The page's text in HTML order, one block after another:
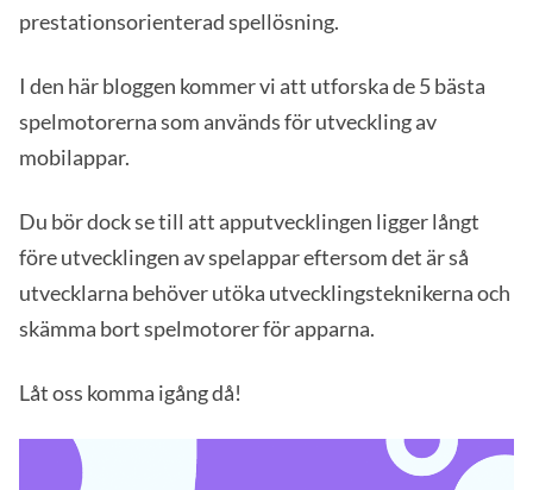
prestationsorienterad spellösning.
I den här bloggen kommer vi att utforska de 5 bästa
spelmotorerna som används för utveckling av
mobilappar.
Du bör dock se till att apputvecklingen ligger långt
före utvecklingen av spelappar eftersom det är så
utvecklarna behöver utöka utvecklingsteknikerna och
skämma bort spelmotorer för apparna.
Låt oss komma igång då!